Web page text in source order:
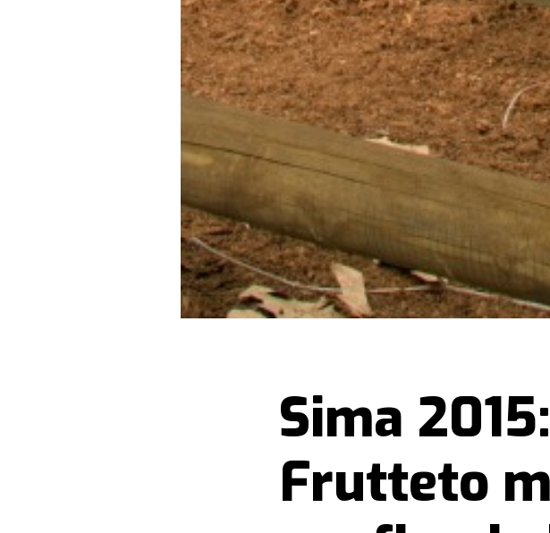
Sima
Frutteto